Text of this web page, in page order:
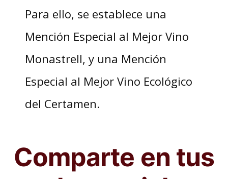
Para ello, se establece una
Mención Especial al Mejor Vino
Monastrell, y una Mención
Especial al Mejor Vino Ecológico
del Certamen.
Comparte en tus